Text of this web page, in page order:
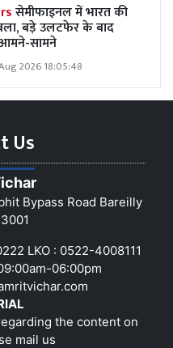
सेमीफाइनल में भारत की
बड़े उलटफेर के बाद
आमने-सामने
2026 18:05:48
Us
Bypass Road Bareilly
LKO : 0522-4008111
06:00pm
the content on
mail us